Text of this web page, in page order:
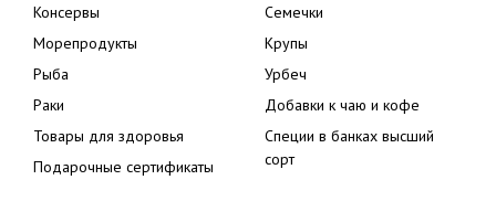
Консервы
Морепродукты
Рыба
Раки
Товары для здоровья
Подарочные сертификаты
Семечки
Крупы
Урбеч
Добавки к чаю и кофе
Специи в банках высший
сорт